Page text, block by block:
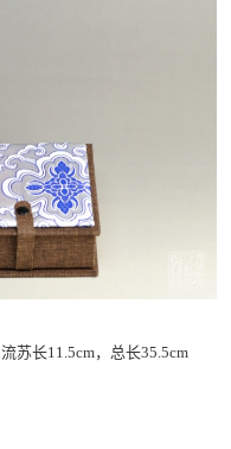
苏长11.5cm，总长35.5cm